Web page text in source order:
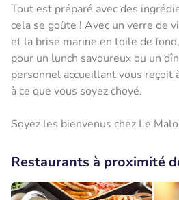
Tout est préparé avec des
cela se goûte ! Avec un verre de
et la brise marine en toile de
pour un lunch savoureux ou un
personnel accueillant vous reçoit
à ce que vous soyez choyé.
Soyez les bienvenus chez Le
Restaurants à proximité